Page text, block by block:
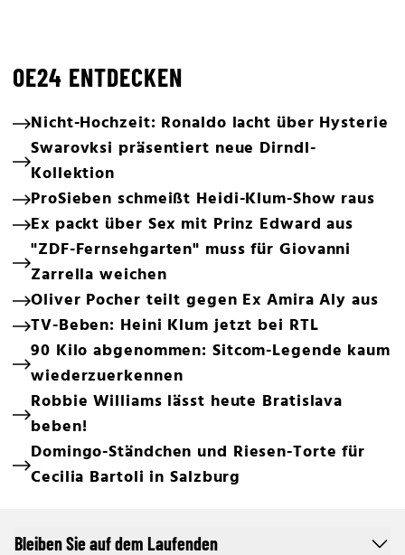
OE24 ENTDECKEN
Nicht-Hochzeit: Ronaldo lacht über Hysterie
Swarovksi präsentiert neue Dirndl-
Kollektion
ProSieben schmeißt Heidi-Klum-Show raus
Ex packt über Sex mit Prinz Edward aus
"ZDF-Fernsehgarten" muss für Giovanni
Zarrella weichen
Oliver Pocher teilt gegen Ex Amira Aly aus
TV-Beben: Heini Klum jetzt bei RTL
90 Kilo abgenommen: Sitcom-Legende kaum
wiederzuerkennen
Robbie Williams lässt heute Bratislava
beben!
Domingo-Ständchen und Riesen-Torte für
Cecilia Bartoli in Salzburg
Bleiben Sie auf dem Laufenden